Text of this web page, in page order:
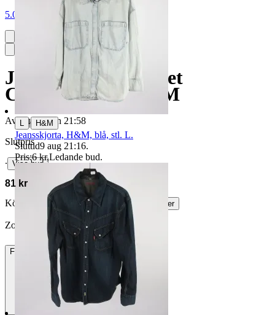
5.0
Jeansskjorta, Emmet
Company, blå, stl. M
Avslutad 7 jun 21:58
Slutpris
∙ Visa bud
81 kr
Köparskydd är valfritt hos företag.
Läs mer
ZoSolised vann auktionen
Frakt 84 kr DSV
| H&M
Jeansskjorta, H&M, blå, stl. L.
Sluttid9 aug 21:16.
Pris:6 kr,Ledande bud.